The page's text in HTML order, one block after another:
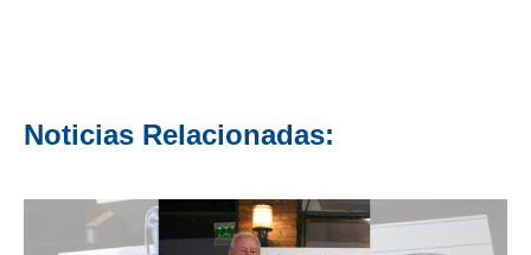
Noticias Relacionadas: